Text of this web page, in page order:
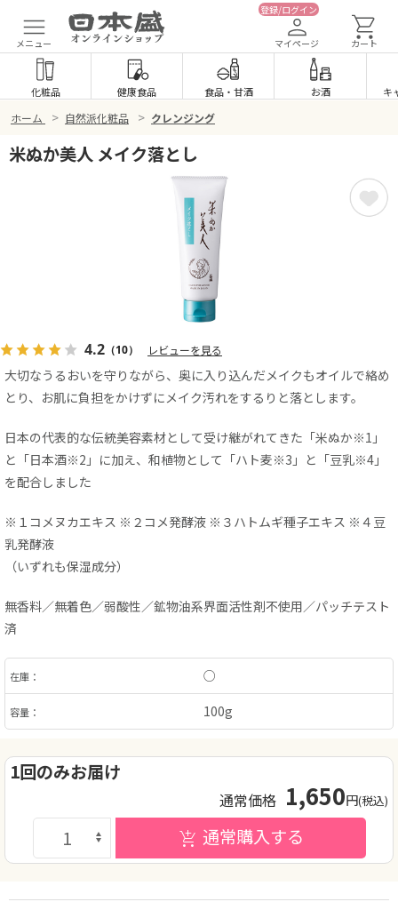
メニュー
登録/ログイン
マイページ カート
化粧品 健康食品 食品・ 甘酒 お酒 キ
ホーム > 自然派化粧品 > クレンジング
米ぬか美人 メイク落とし
4.2 （10） レビューを見る
大切なうるおいを守りながら、奥に入り込んだメイクもオイルで絡め
とり、お肌に負担をかけずにメイク汚れをするりと落とします。
日本の代表的な伝統美容素材として受け継がれてきた「米ぬか※1」
と「日本酒※2」に加え、和植物として「ハト麦※3」と「豆乳※4」
を配合しました
※１コメヌカエキス ※２コメ発酵液 ※３ハトムギ種子エキス ※４豆
乳発酵液
（いずれも保湿成分）
無香料／無着色／弱酸性／鉱物油系界面活性剤不使用／パッチテスト
済
在庫： ○
容量： 100g
1回のみお届け
通常価格 1,650円(税込)
通常購入する